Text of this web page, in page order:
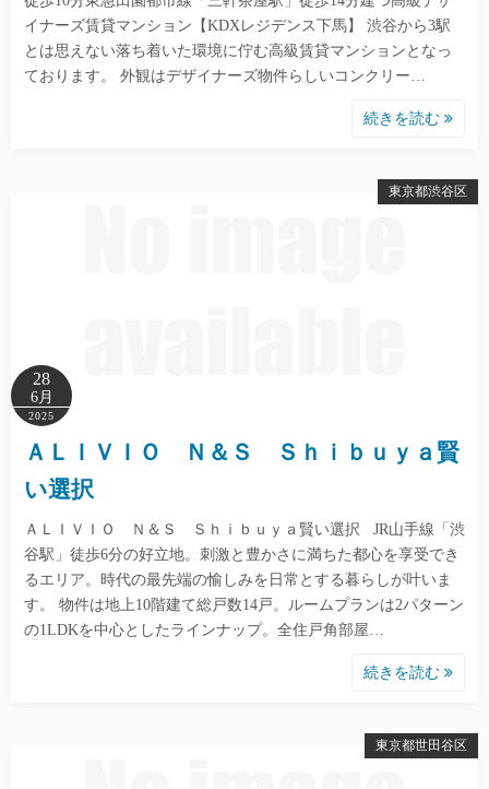
イナーズ賃貸マンション【KDXレジデンス下馬】 渋谷から3駅
とは思えない落ち着いた環境に佇む高級賃貸マンションとなっ
ております。 外観はデザイナーズ物件らしいコンクリー…
続きを読む
東京都渋谷区
28
6月
2025
ＡＬＩＶＩＯ Ｎ＆Ｓ Ｓｈｉｂｕｙａ賢
い選択
ＡＬＩＶＩＯ Ｎ＆Ｓ Ｓｈｉｂｕｙａ賢い選択 JR山手線「渋
谷駅」徒歩6分の好立地。刺激と豊かさに満ちた都心を享受でき
るエリア。時代の最先端の愉しみを日常とする暮らしが叶いま
す。 物件は地上10階建て総戸数14戸。ルームプランは2パターン
の1LDKを中心としたラインナップ。全住戸角部屋…
続きを読む
東京都世田谷区